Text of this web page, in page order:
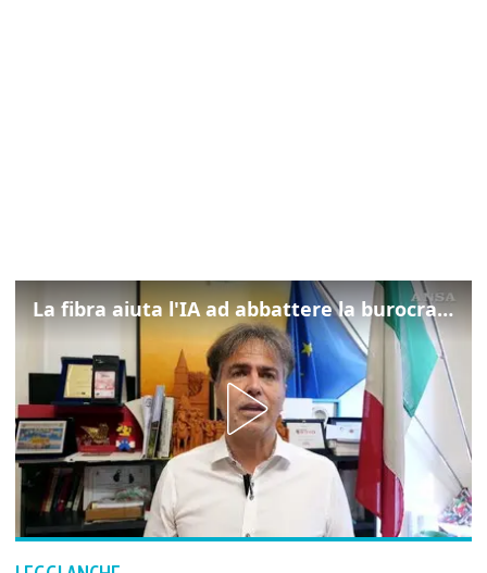
La fibra aiuta l'IA ad abbattere la burocrazia, progetto pilota in Veneto